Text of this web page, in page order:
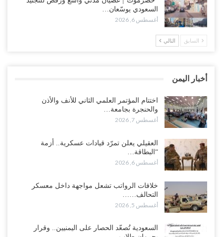
بتعقيد المشهد في المهرة..!
أغسطس 6, 2026
“حضرموت“| في تصعيد غير مسبوق.. انتشار فصيل “مكافحة الإرهاب”
للسعودية بشأن النفط..!
أغسطس 6, 2026
الرئاسي مرحلة التفكك المؤسسي..!
أغسطس 5, 2026
وتعزيزات عسكرية لحماية ترتيبات تصدير النفط..!
أغسطس 5, 2026
وسط معركة سعودية لإسقاط آخر معاقل الزبيدي.. القبائل تستنفر و”درع
الوطن” تبدأ الانتشار..!
السعودي يوسّعان…
أغسطس 6, 2026
السابق التالي
أخبار اليمن
اختتام المؤتمر العلمي الثاني للأنف والأذن
والحنجرة بجامعة…
أغسطس 7, 2026
العقيلي يعلن تمرّد قيادات عسكرية.. أزمة
“البطاقة…
أغسطس 6, 2026
خلافات الرواتب تشعل مواجهة داخل معسكر
التحالف……
أغسطس 5, 2026
السعودية تُصعّد الحصار على اليمنيين.. وقرار